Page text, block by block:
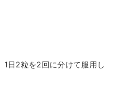
1日2粒を2回に分けて服用し